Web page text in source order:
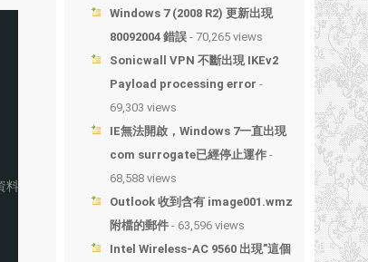
資料並回傳 2.接收資料並寫進資料庫)
Windows 7 (2008 R2) 更新出現
80092004 錯誤 - 70,265 views
Sonicwall VPN 不斷出現 IKEv2
Payload processing error -
69,303 views
IE無法開啟，Windows 7一直出現
com surrogate已經停止運作 -
68,588 views
Outlook 收到含有 image001.wmz
附檔的郵件 - 63,596 views
Intel Wireless-AC 9560 出現”這個